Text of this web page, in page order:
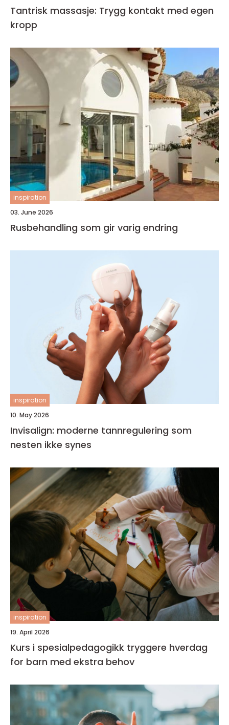
Tantrisk massasje: Trygg kontakt med egen
kropp
inspiration
03. June 2026
Rusbehandling som gir varig endring
inspiration
10. May 2026
Invisalign: moderne tannregulering som
nesten ikke synes
inspiration
19. April 2026
Kurs i spesialpedagogikk tryggere hverdag
for barn med ekstra behov